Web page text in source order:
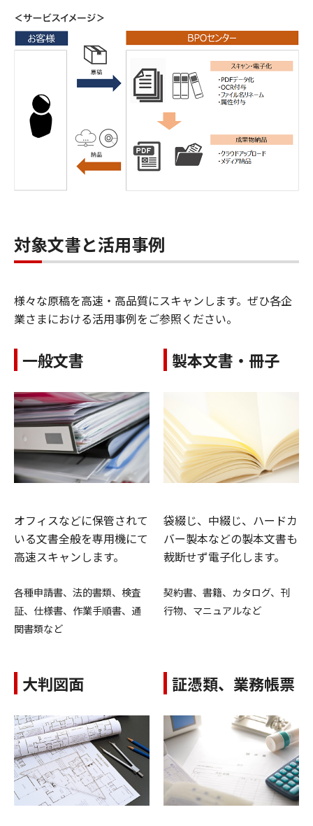
対象文書と活用事例
様々な原稿を高速・高品質にスキャンします。ぜひ各企
業さまにおける活用事例をご参照ください。
一般文書
オフィスなどに保管されて
いる文書全般を専用機にて
高速スキャンします。
各種申請書、法的書類、検査
証、仕様書、作業手順書、通
関書類など
製本文書・冊子
袋綴じ、中綴じ、ハードカ
バー製本などの製本文書も
裁断せず電子化します。
契約書、書籍、カタログ、刊
行物、マニュアルなど
大判図面 証憑類、業務帳票